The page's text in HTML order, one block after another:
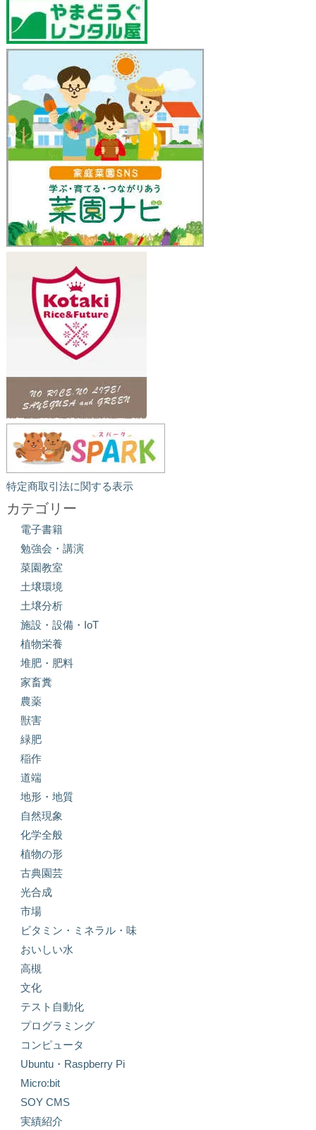
特定商取引法に関する表示
カテゴリー
電子書籍
勉強会・講演
菜園教室
土壌環境
土壌分析
施設・設備・IoT
植物栄養
堆肥・肥料
家畜糞
農薬
獣害
緑肥
稲作
道端
地形・地質
自然現象
化学全般
植物の形
古典園芸
光合成
市場
ビタミン・ミネラル・味
おいしい水
高槻
文化
テスト自動化
プログラミング
コンピュータ
Ubuntu・Raspberry Pi
Micro:bit
SOY CMS
実績紹介